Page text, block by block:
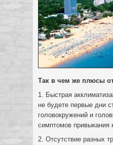
Так в чем же плюсы
1. Быстрая
не будете первые дни
головокружений и
симптомов привыкания
2. Отсутствие разных